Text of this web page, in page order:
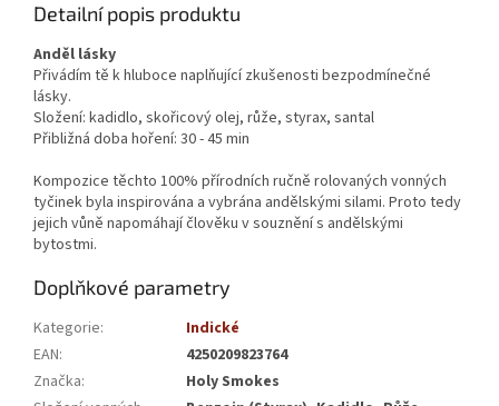
Detailní popis produktu
Anděl lásky
Přivádím tě k hluboce naplňující zkušenosti bezpodmínečné
lásky.
Složení: kadidlo, skořicový olej, růže, styrax, santal
Přibližná doba hoření: 30 - 45 min
Kompozice těchto 100% přírodních ručně rolovaných vonných
tyčinek byla inspirována a vybrána andělskými silami. Proto tedy
jejich vůně napomáhají člověku v souznění s andělskými
bytostmi.
Doplňkové parametry
Kategorie:
Indické
EAN:
4250209823764
Značka:
Holy Smokes